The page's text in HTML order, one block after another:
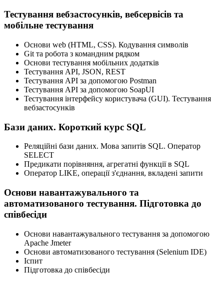
Тестування вебзастосунків, вебсервісів та
мобільне тестування
Основи web (HTML, CSS). Кодування символів
Git та робота з командним рядком
Основи тестування мобільних додатків
Тестування API, JSON, REST
Тестування API за допомогою Postman
Тестування API за допомогою SoapUI
Тестування інтерфейсу користувача (GUI). Тестування
вебзастосунків
Бази даних. Короткий курс SQL
Реляційні бази даних. Мова запитів SQL. Оператор
SELECT
Предикати порівняння, агрегатні функції в SQL
Оператор LIKE, операції з'єднання, вкладені запити
Основи навантажувального та
автоматизованого тестування. Підготовка до
співбесіди
Основи навантажувального тестування за допомогою
Apache Jmeter
Основи автоматизованого тестування (Selenium IDE)
Іспит
Підготовка до співбесіди